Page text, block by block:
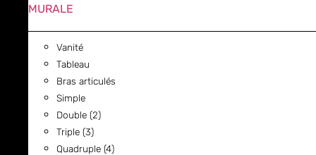
MURALE
Vanité
Tableau
Bras articulés
Simple
Double (2)
Triple (3)
Quadruple (4)